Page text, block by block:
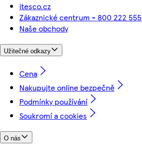
itesco.cz
Zákaznické centrum - 800 222 555
Naše obchody
Užitečné odkazy
Cena
Nakupujte online bezpečně
Podmínky používání
Soukromí a cookies
O nás